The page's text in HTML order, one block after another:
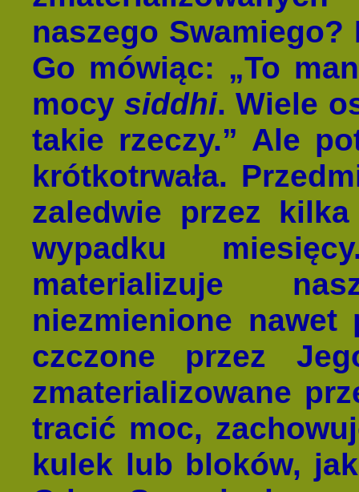
naszego
Go mówiąc: „To
mocysiddhi. Wiele
takie rzeczy.” Ale
krótkotrwała.
zaledwie przez
wypadku
materializuje
niezmienione
czczone przez
zmaterializowane
tracić moc,
kulek lub bloków,